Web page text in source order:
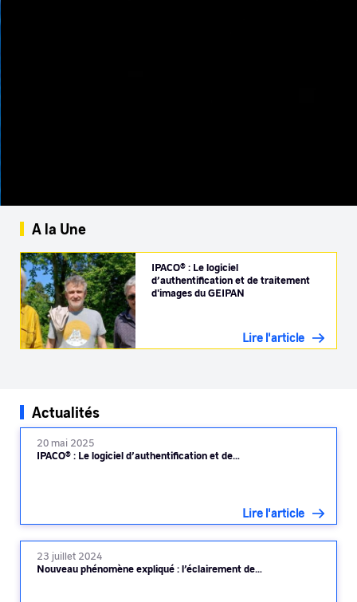
A la Une
IPACO® : Le logiciel
d’authentification et de traitement
d'images du GEIPAN
Lire l'article
Actualités
20 mai 2025
IPACO® : Le logiciel d’authentification et de…
Lire l'article
23 juillet 2024
Nouveau phénomène expliqué : l’éclairement de…